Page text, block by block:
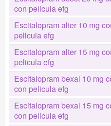
con pelicula efg
Escitalopram alter 10 mg
pelicula efg
Escitalopram alter 15 mg
pelicula efg
Escitalopram bexal 10 mg
con pelicula efg
Escitalopram bexal 15 mg
con pelicula efg